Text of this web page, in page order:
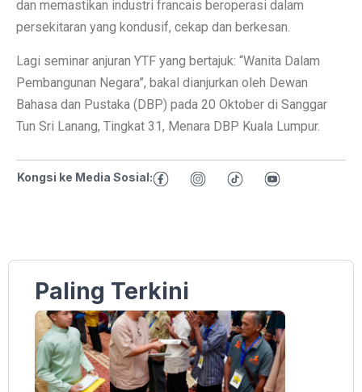
dan memastikan industri francais beroperasi dalam
persekitaran yang kondusif, cekap dan berkesan.
Lagi seminar anjuran YTF yang bertajuk: “Wanita Dalam
Pembangunan Negara”, bakal dianjurkan oleh Dewan
Bahasa dan Pustaka (DBP) pada 20 Oktober di Sanggar
Tun Sri Lanang, Tingkat 31, Menara DBP Kuala Lumpur.
Kongsi ke Media Sosial:
Paling Terkini